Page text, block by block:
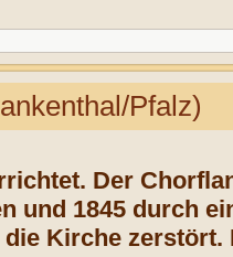
Pfalz)
Der
und 1845 durch
Kirche zerstört.